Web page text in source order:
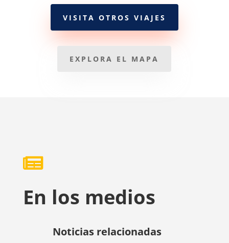
VISITA OTROS VIAJES
EXPLORA EL MAPA

En los medios
Noticias relacionadas